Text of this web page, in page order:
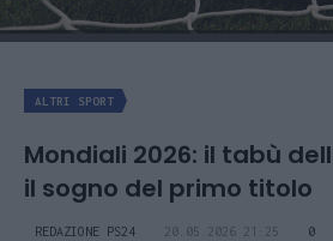
ALTRI SPORT
Mondiali 2026: il tabù
il sogno del primo titolo
REDAZIONE PS24 20.05.2026 21:25 0